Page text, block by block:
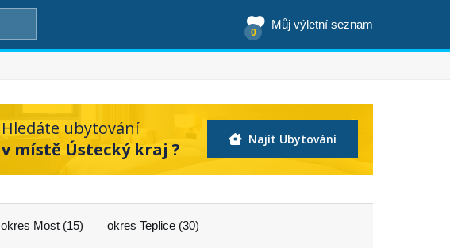
Můj výletní seznam
0
Hledáte ubytování
v místě Ústecký kraj ?
Najít Ubytování
okres Most (15)
okres Teplice (30)